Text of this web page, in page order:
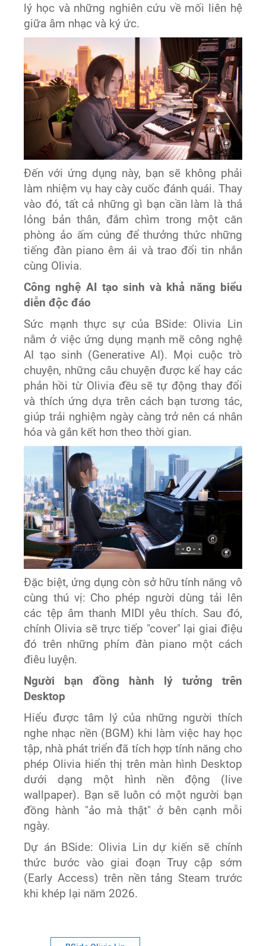
lý học và những nghiên cứu về mối liên hệ
giữa âm nhạc và ký ức.
Đến với ứng dụng này, bạn sẽ không phải
làm nhiệm vụ hay cày cuốc đánh quái. Thay
vào đó, tất cả những gì bạn cần làm là thả
lỏng bản thân, đắm chìm trong một căn
phòng ảo ấm cúng để thưởng thức những
tiếng đàn piano êm ái và trao đổi tin nhắn
cùng Olivia.
Công nghệ AI tạo sinh và khả năng biểu
diễn độc đáo
Sức mạnh thực sự của BSide: Olivia Lin
nằm ở việc ứng dụng mạnh mẽ công nghệ
AI tạo sinh (Generative AI). Mọi cuộc trò
chuyện, những câu chuyện được kể hay các
phản hồi từ Olivia đều sẽ tự động thay đổi
và thích ứng dựa trên cách bạn tương tác,
giúp trải nghiệm ngày càng trở nên cá nhân
hóa và gắn kết hơn theo thời gian.
Đặc biệt, ứng dụng còn sở hữu tính năng vô
cùng thú vị: Cho phép người dùng tải lên
các tệp âm thanh MIDI yêu thích. Sau đó,
chính Olivia sẽ trực tiếp "cover" lại giai điệu
đó trên những phím đàn piano một cách
điêu luyện.
Người bạn đồng hành lý tưởng trên
Desktop
Hiểu được tâm lý của những người thích
nghe nhạc nền (BGM) khi làm việc hay học
tập, nhà phát triển đã tích hợp tính năng cho
phép Olivia hiển thị trên màn hình Desktop
dưới dạng một hình nền động (live
wallpaper). Bạn sẽ luôn có một người bạn
đồng hành "ảo mà thật" ở bên cạnh mỗi
ngày.
Dự án BSide: Olivia Lin dự kiến sẽ chính
thức bước vào giai đoạn Truy cập sớm
(Early Access) trên nền tảng Steam trước
khi khép lại năm 2026.